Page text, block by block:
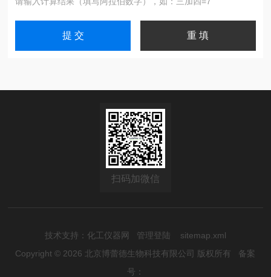
扫码加微信
技术支持： 化工仪器网 管理登陆
sitemap.xml
Copyright © 2026 北京博蕾德生物科技有限公司 版权所有 备案
号：